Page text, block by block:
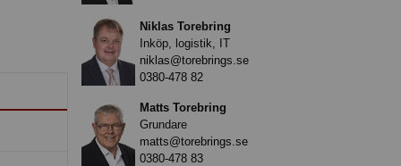
Niklas Torebring
Inköp, logistik, IT
niklas@torebrings.se
0380-478 82
Matts Torebring
Grundare
matts@torebrings.se
0380-478 83